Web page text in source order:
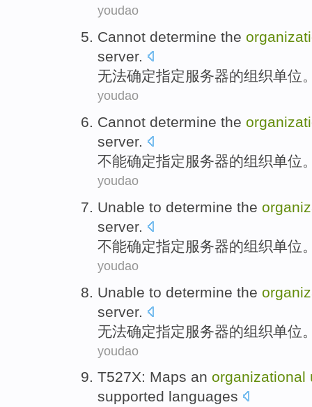
youdao
Cannot determine the
server.
无法确定指定服务器的组织单位
youdao
Cannot determine the
server.
不能确定指定服务器的组织单位
youdao
Unable to determine the
server.
不能确定指定服务器的组织单位
youdao
Unable to determine the
server.
无法确定指定服务器的组织单位
youdao
T527X: Maps an organizational
supported languages